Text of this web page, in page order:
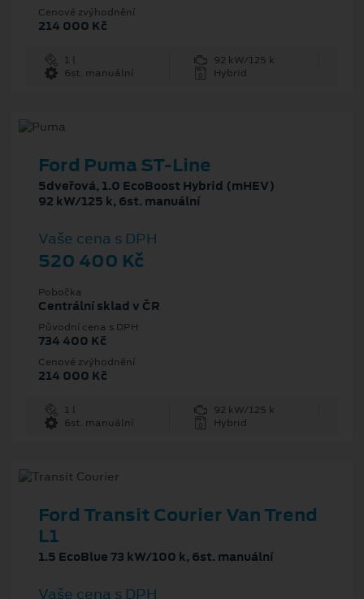
Cenové zvýhodnění
214 000 Kč
1 l
92 kW/125 k
6st. manuální
Hybrid
Ford Puma ST-Line
5dveřová, 1.0 EcoBoost Hybrid (mHEV)
92 kW/125 k, 6st. manuální
Vaše cena s DPH
520 400 Kč
Pobočka
Centrální sklad v ČR
Původní cena s DPH
734 400 Kč
Cenové zvýhodnění
214 000 Kč
1 l
92 kW/125 k
6st. manuální
Hybrid
Ford Transit Courier Van Trend
L1
1.5 EcoBlue 73 kW/100 k, 6st. manuální
Vaše cena s DPH